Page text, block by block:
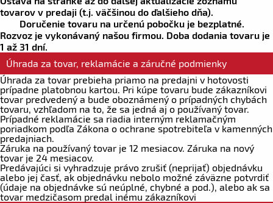
tovarov v predaji (t.j. väčšinou do ďalšieho dňa).
Doručenie tovaru na určenú pobočku je bezplatné.
Rozvoz je vykonávaný našou firmou. Doba dodania tovaru je
1 až 31 dní.
Úhrada za tovar, reklamácie a záručné podmienky
Úhrada za tovar prebieha priamo na predajni v hotovosti
prípadne platobnou kartou. Pri kúpe tovaru bude zákazníkovi
tovar predvedený a bude oboznámený o prípadných chybách
tovaru, vzhľadom na to, že sa jedná aj o používaný tovar.
Prípadné reklamácie sa riadia interným reklamačným
poriadkom podľa Zákona o ochrane spotrebiteľa v kamenných
predajniach.
Záruka na používaný tovar je 12 mesiacov. Záruka na nový
tovar je 24 mesiacov.
Predávajúci si vyhradzuje právo zrušiť (neprijať) objednávku
alebo jej časť, ak objednávku nebolo možné záväzne potvrdiť
(údaje na objednávke sú neúplné, chybné a pod.), alebo ak sa
tovar medzičasom predal inému zákazníkovi